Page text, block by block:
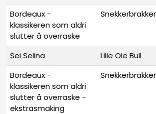
Bordeaux -
klassikeren som aldri
slutter å overraske
Sei Selina Lille Ole Bull
Bordeaux -
klassikeren som aldri
slutter å overraske -
ekstrasmaking